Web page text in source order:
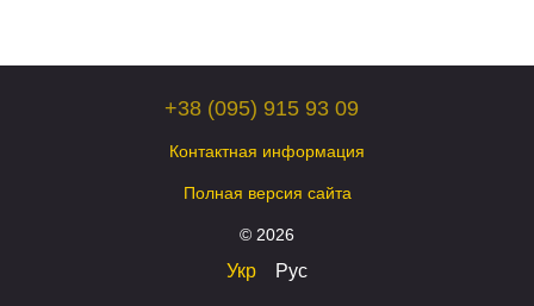
+38 (095) 915 93 09
Контактная информация
Полная версия сайта
© 2026
Укр Рус